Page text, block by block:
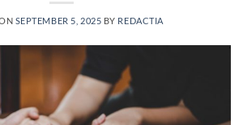
SEPTEMBER 5, 2025 BY REDACTIA